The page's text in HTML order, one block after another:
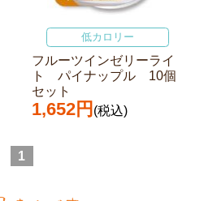
低カロリー
フルーツインゼリーライ
ト パイナップル 10個
セット
1,652円 (税込)
1